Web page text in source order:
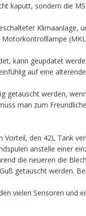
kaputt, sondern die
Klimaanlage,
kann geupdatet
auf eine
getauscht werden,
man zum
Vorteil, den 42L Tank
anstelle einer
die neueren die
getauscht werden.
vielen Sensoren und